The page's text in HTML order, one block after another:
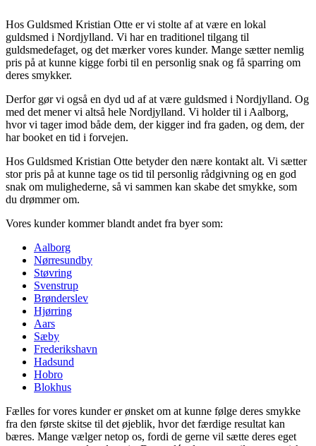
Hos Guldsmed Kristian Otte er vi stolte af at være en lokal
guldsmed i Nordjylland. Vi har en traditionel tilgang til
guldsmedefaget, og det mærker vores kunder. Mange sætter nemlig
pris på at kunne kigge forbi til en personlig snak og få sparring om
deres smykker.
Derfor gør vi også en dyd ud af at være guldsmed i Nordjylland. Og
med det mener vi altså hele Nordjylland. Vi holder til i Aalborg,
hvor vi tager imod både dem, der kigger ind fra gaden, og dem, der
har booket en tid i forvejen.
Hos Guldsmed Kristian Otte betyder den nære kontakt alt. Vi sætter
stor pris på at kunne tage os tid til personlig rådgivning og en god
snak om mulighederne, så vi sammen kan skabe det smykke, som
du drømmer om.
Vores kunder kommer blandt andet fra byer som:
Aalborg
Nørresundby
Støvring
Svenstrup
Brønderslev
Hjørring
Aars
Sæby
Frederikshavn
Hadsund
Hobro
Blokhus
Fælles for vores kunder er ønsket om at kunne følge deres smykke
fra den første skitse til det øjeblik, hvor det færdige resultat kan
bæres. Mange vælger netop os, fordi de gerne vil sætte deres eget